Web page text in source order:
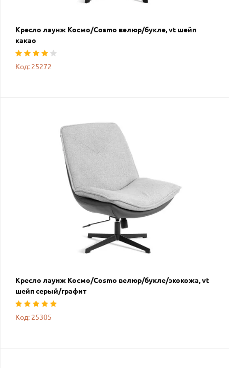
Кресло лаунж Космо/Cosmo велюр/букле, vt шейп
какао
Код: 25272
Кресло лаунж Космо/Cosmo велюр/букле/экокожа, vt
шейп серый/графит
Код: 25305